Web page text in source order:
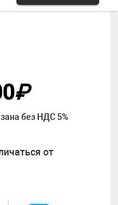
₽
без НДС 5%
от